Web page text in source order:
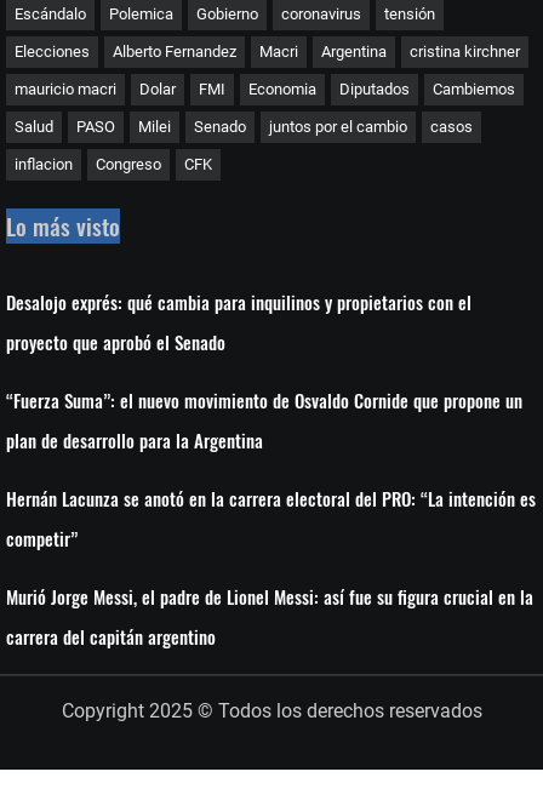
Escándalo Polemica Gobierno coronavirus tensión
Elecciones Alberto Fernandez Macri Argentina cristina kirchner
mauricio macri Dolar FMI Economia Diputados Cambiemos
Salud PASO Milei Senado juntos por el cambio casos
inflacion Congreso CFK
Lo más visto
Desalojo exprés: qué cambia para inquilinos y propietarios con el
proyecto que aprobó el Senado
“Fuerza Suma”: el nuevo movimiento de Osvaldo Cornide que propone un
plan de desarrollo para la Argentina
Hernán Lacunza se anotó en la carrera electoral del PRO: “La intención es
competir”
Murió Jorge Messi, el padre de Lionel Messi: así fue su figura crucial en la
carrera del capitán argentino
Copyright 2025 © Todos los derechos reservados